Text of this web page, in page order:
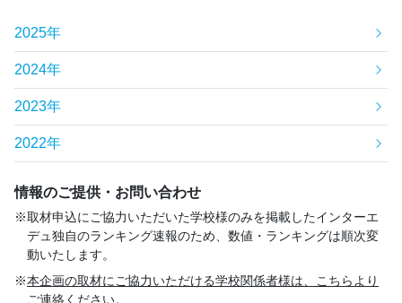
2025年
2024年
2023年
2022年
情報のご提供・お問い合わせ
取材申込にご協力いただいた学校様のみを掲載したインターエ
デュ独自のランキング速報のため、数値・ランキングは順次変
動いたします。
本企画の取材にご協力いただける学校関係者様は、こちらより
ご連絡ください。